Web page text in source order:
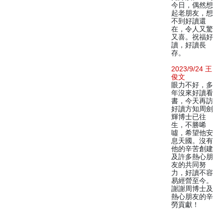
今日，偶然想
起老朋友，想
不到好讀還
在，令人又驚
又喜。祝福好
讀，好讀長
存。
2023/9/24 王
俊文
眼力不好，多
年沒來好讀看
書，今天再訪
好讀方知周劍
輝博士已往
生，不勝唏
噓，希望他安
息天國。沒有
他的辛苦創建
及許多熱心朋
友的共同努
力，好讀不容
易經營至今。
謝謝周博士及
熱心朋友的辛
勞貢獻！